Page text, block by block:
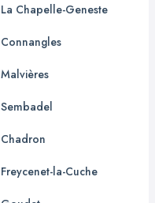
La Chapelle-Geneste
Connangles
Malvières
Sembadel
Chadron
Freycenet-la-Cuche